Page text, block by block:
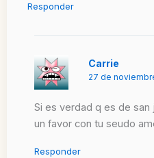
Responder
Carrie
27 de
Si es verdad q es de
un favor con tu seudo
Responder